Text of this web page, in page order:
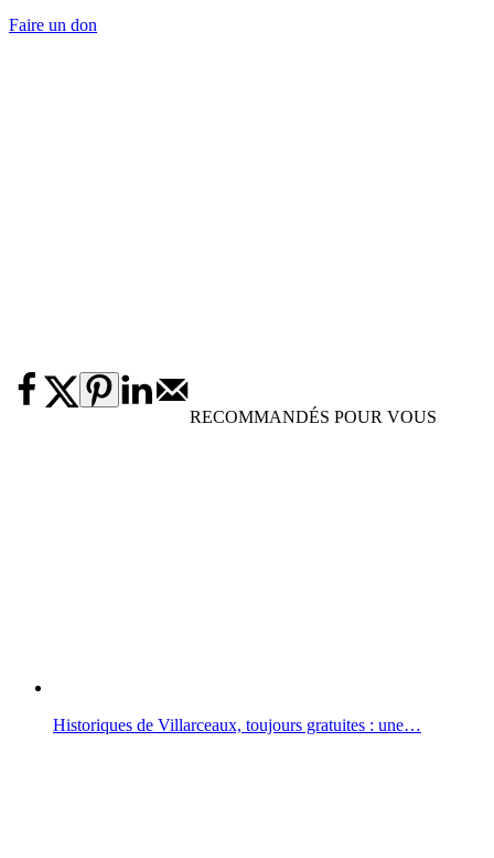
Faire un don
RECOMMANDÉS POUR VOUS
Historiques de Villarceaux, toujours gratuites : une…